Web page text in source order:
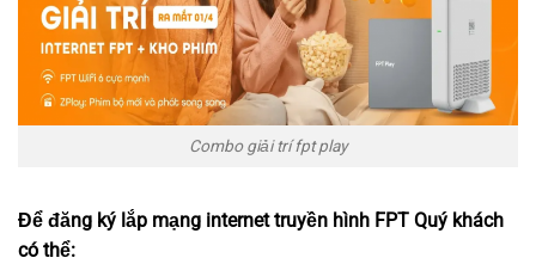
Combo giải trí fpt play
Để đăng ký lắp mạng internet truyền hình FPT Quý khách
có thể: